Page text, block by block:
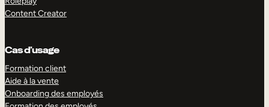
Content Creator
Cas d’usage
Formation client
Aide à la vente
Onboarding des employés